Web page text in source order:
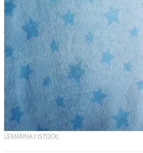
LEMANNA / ISTOCK.